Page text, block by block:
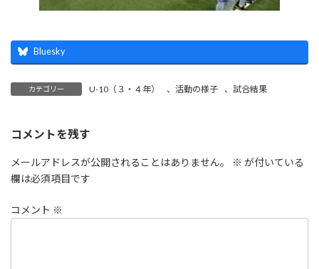
Bluesky
カテゴリー U-10（３・４年） 、 活動の様子 、試合結果
コメントを残す
メールアドレスが公開されることはありません。 ※ が付いている
欄は必須項目です
コメント ※